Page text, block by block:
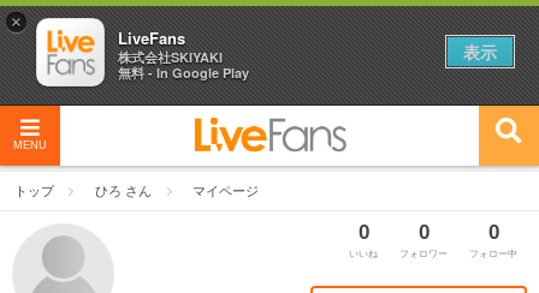
MENU
トップ ひろ さん マイページ
0
いいね
0
フォロワー
0
フォロー中
×
LiveFans
株式会社SKIYAKI
無料 - In Google Play
表示